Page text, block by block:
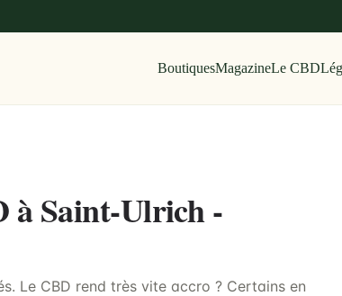
BoutiquesMagazineLe CBD
à Saint-Ulrich -
Le CBD rend très vite accro ? Certains en